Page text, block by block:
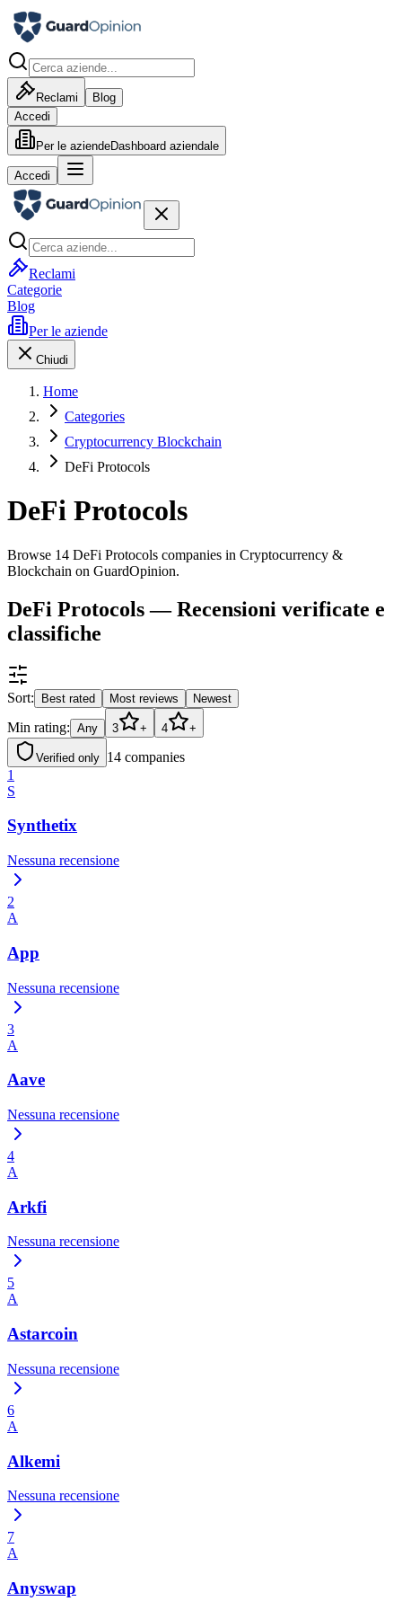
Reclami
Blog
Accedi
Per le aziendeDashboard aziendale
Accedi
Reclami
Categorie
Blog
Per le aziende
Chiudi
Home
Categories
Cryptocurrency Blockchain
DeFi Protocols
DeFi Protocols
Browse 14 DeFi Protocols companies in Cryptocurrency &
Blockchain on GuardOpinion.
DeFi Protocols — Recensioni verificate e
classifiche
Sort: Best rated Most reviews Newest
Min rating: Any 3 + 4 +
Verified only 14 companies
1
S
Synthetix
Nessuna recensione
2
A
App
Nessuna recensione
3
A
Aave
Nessuna recensione
4
A
Arkfi
Nessuna recensione
5
A
Astarcoin
Nessuna recensione
6
A
Alkemi
Nessuna recensione
7
A
Anyswap